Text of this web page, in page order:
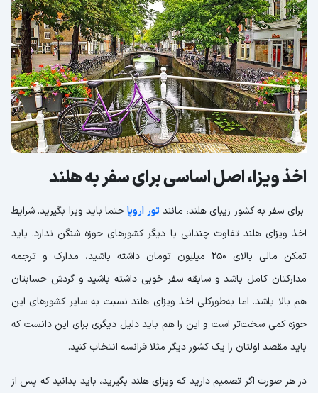
اخذ ویزا، اصل اساسی برای سفر به هلند
برای سفر به کشور زیبای هلند، مانند تور اروپاحتما باید ویزا بگیرید. شرایط
اخذ ویزای هلند تفاوت چندانی با دیگر کشورهای حوزه شنگن ندارد. باید
تمکن مالی بالای 250 میلیون تومان داشته باشید، مدارک و ترجمه
مدارکتان کامل باشد و سابقه سفر خوبی داشته باشید و گردش حسابتان
هم بالا باشد. اما به‌طورکلی اخذ ویزای هلند نسبت به سایر کشورهای این
حوزه کمی سخت‌تر است و این را هم باید دلیل دیگری برای این دانست که
باید مقصد اولتان را یک کشور دیگر مثلا فرانسه انتخاب کنید.
در هر صورت اگر تصمیم دارید که ویزای هلند بگیرید، باید بدانید که پس از